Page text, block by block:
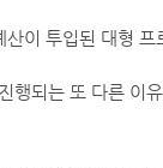
이 투입된 대형
행되는 또 다른 이